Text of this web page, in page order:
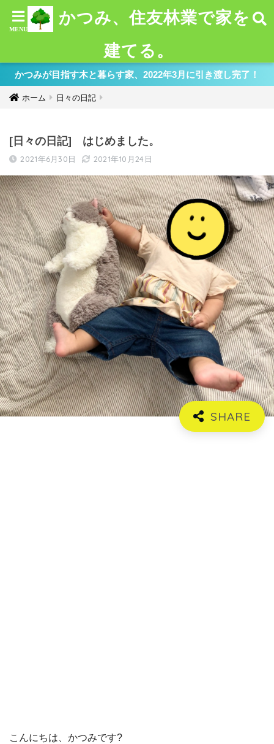
かつみ、住友林業で家を
建てる。
かつみが目指す木と暮らす家、2022年3月に引き渡し完了！
ホーム 日々の日記
[日々の日記] はじめました。
2021年6月30日 2021年10月24日
こんにちは、かつみです?